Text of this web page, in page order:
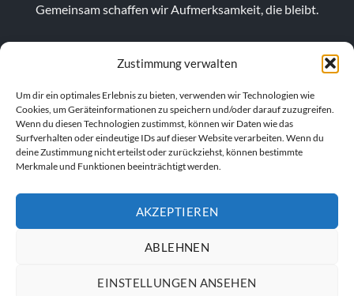
Zustimmung verwalten
Um dir ein optimales Erlebnis zu bieten, verwenden wir Technologien wie
Cookies, um Geräteinformationen zu speichern und/oder darauf zuzugreifen.
Wenn du diesen Technologien zustimmst, können wir Daten wie das
Surfverhalten oder eindeutige IDs auf dieser Website verarbeiten. Wenn du
deine Zustimmung nicht erteilst oder zurückziehst, können bestimmte
Merkmale und Funktionen beeinträchtigt werden.
AKZEPTIEREN
ABLEHNEN
EINSTELLUNGEN ANSEHEN
Gemeinsam schaffen wir Aufmerksamkeit, die bleibt.